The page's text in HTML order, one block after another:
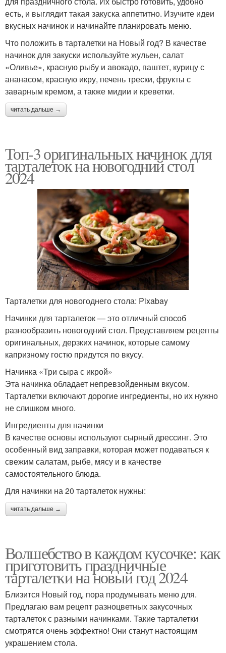
есть, и выглядит такая закуска аппетитно. Изучите идеи
вкусных начинок и начинайте планировать меню.
Что положить в тарталетки на Новый год? В качестве
начинок для закуски используйте жульен, салат
«Оливье», красную рыбу и авокадо, паштет, курицу с
ананасом, красную икру, печень трески, фрукты с
заварным кремом, а также мидии и креветки.
читать дальше →
Топ-3 оригинальных начинок для
тарталеток на новогодний стол
2024
Тарталетки для новогоднего стола: Pixabay
Начинки для тарталеток — это отличный способ
разнообразить новогодний стол. Представляем рецепты
оригинальных, дерзких начинок, которые самому
капризному гостю придутся по вкусу.
Начинка «Три сыра с икрой»
Эта начинка обладает непревзойденным вкусом.
Тарталетки включают дорогие ингредиенты, но их нужно
не слишком много.
Ингредиенты для начинки
В качестве основы используют сырный дрессинг. Это
особенный вид заправки, которая может подаваться к
свежим салатам, рыбе, мясу и в качестве
самостоятельного блюда.
Для начинки на 20 тарталеток нужны:
читать дальше →
Волшебство в каждом кусочке: как
приготовить праздничные
тарталетки на новый год 2024
Близится Новый год, пора продумывать меню для.
Предлагаю вам рецепт разноцветных закусочных
тарталеток с разными начинками. Такие тарталетки
смотрятся очень эффектно! Они станут настоящим
украшением стола.